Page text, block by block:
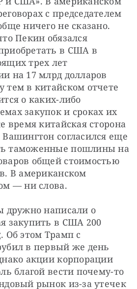
с председателем
ничего не сказано.
Пекин обязался
в США в
трех лет
на 17 млрд долларов
тем в китайском отчете
о каких-либо
закупок и сроках их
время китайская сторона
согласился еще
таможенные пошлины на
общей стоимостью
В американском
— ни слова.
дружно написали о
закупить в США 200
Об этом Трамп с
в первый же день
акции корпорации
благой вести почему-то
рынок из-за утечек